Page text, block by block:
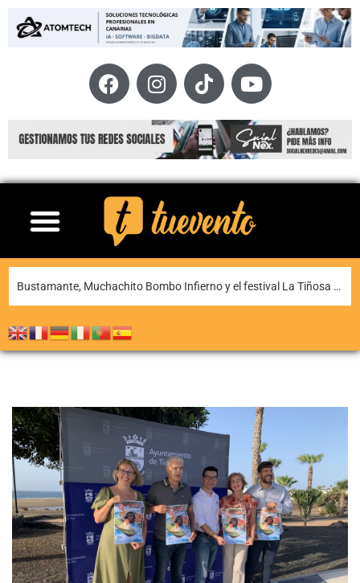
La XI Famara Total reunirá a algunos de los mejores corredores de Canarias del 13 al 15 de agosto